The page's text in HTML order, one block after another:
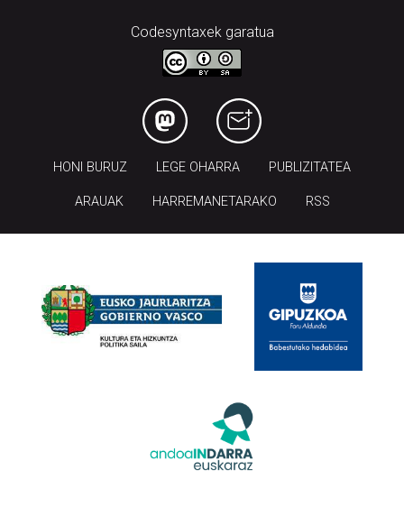
Codesyntaxek garatua
HONI BURUZ LEGE OHARRA PUBLIZITATEA
ARAUAK HARREMANETARAKO RSS